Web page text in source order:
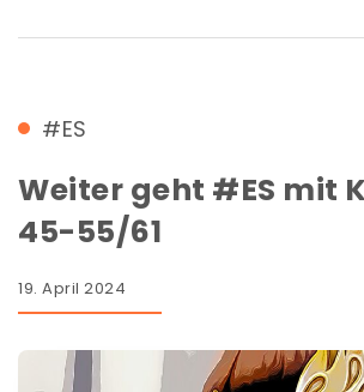
#ES
Weiter geht #ES mit
45-55/61
19. April 2024